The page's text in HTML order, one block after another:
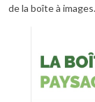
de la boîte à images.